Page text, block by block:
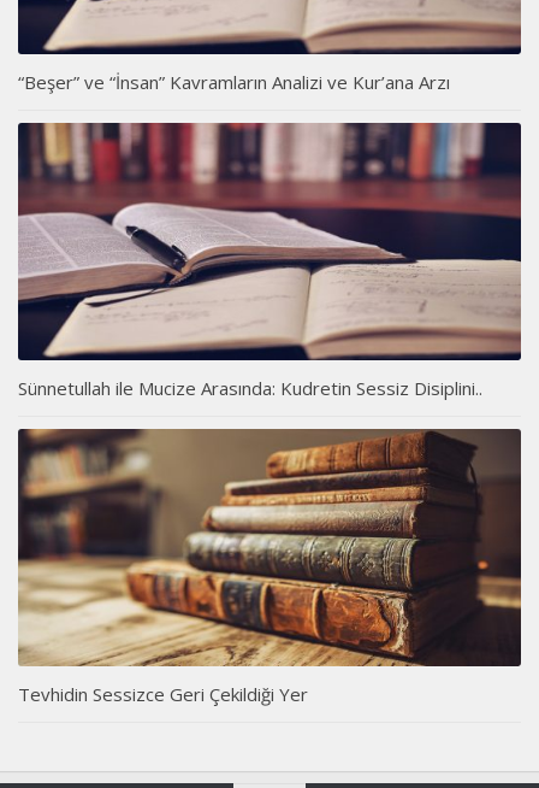
“Beşer” ve “İnsan” Kavramların Analizi ve Kur’ana Arzı
Sünnetullah ile Mucize Arasında: Kudretin Sessiz Disiplini..
Tevhidin Sessizce Geri Çekildiği Yer